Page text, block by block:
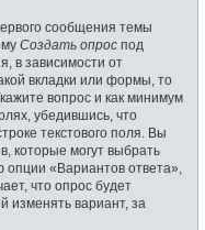
сообщения темы
Создать опрос под
в зависимости от
вкладки или формы, то
вопрос и как минимум
убедившись, что
текстового поля. Вы
которые могут выбрать
«Вариантов ответа»,
что опрос будет
изменять вариант, за